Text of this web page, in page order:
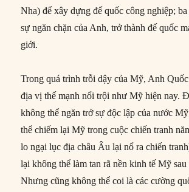
Nha) để xây dựng đế quốc công nghiệp;
sự ngăn chặn của Anh, trở thành đế quốc
giới.
Trong quá trình trỗi dậy của Mỹ, Anh
địa vị thế mạnh nổi trội như Mỹ hiện nay.
không thể ngăn trở sự độc lập của nước
thể chiếm lại Mỹ trong cuộc chiến tranh
lo ngại lục địa châu Âu lại nổ ra chiến
lại không thể làm tan rã nền kinh tế Mỹ sau
Nhưng cũng không thể coi là các cường